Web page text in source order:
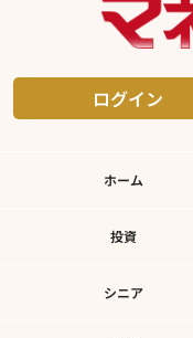
ログイン
ホーム
投資
シニア